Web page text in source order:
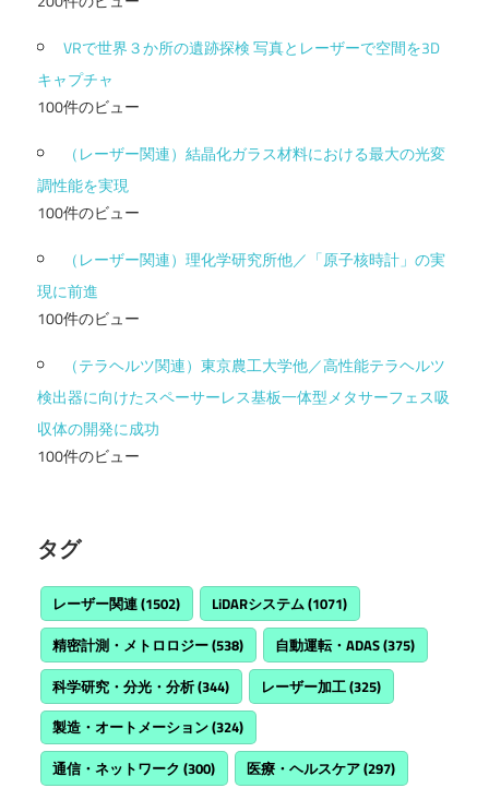
VRで世界３か所の遺跡探検 写真とレーザーで空間を3D
キャプチャ
100件のビュー
（レーザー関連）結晶化ガラス材料における最大の光変
調性能を実現
100件のビュー
（レーザー関連）理化学研究所他／「原子核時計」の実
現に前進
100件のビュー
（テラヘルツ関連）東京農工大学他／高性能テラヘルツ
検出器に向けたスペーサーレス基板一体型メタサーフェス吸
収体の開発に成功
100件のビュー
タグ
レーザー関連(1502) LiDARシステム(1071)
精密計測・メトロロジー(538) 自動運転・ADAS(375)
科学研究・分光・分析(344) レーザー加工(325)
製造・オートメーション(324)
通信・ネットワーク (300) 医療・ヘルスケア(297)